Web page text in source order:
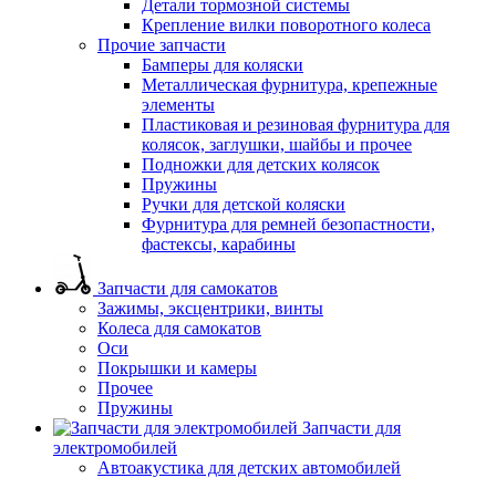
Детали тормозной системы
Крепление вилки поворотного колеса
Прочие запчасти
Бамперы для коляски
Металлическая фурнитура, крепежные
элементы
Пластиковая и резиновая фурнитура для
колясок, заглушки, шайбы и прочее
Подножки для детских колясок
Пружины
Ручки для детской коляски
Фурнитура для ремней безопастности,
фастексы, карабины
Запчасти для самокатов
Зажимы, эксцентрики, винты
Колеса для самокатов
Оси
Покрышки и камеры
Прочее
Пружины
Запчасти для
электромобилей
Автоакустика для детских автомобилей